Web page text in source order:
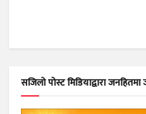
सजिलो पोस्ट मिडियाद्वारा